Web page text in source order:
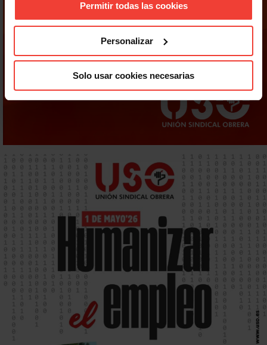
Permitir todas las cookies
Personalizar
Solo usar cookies necesarias